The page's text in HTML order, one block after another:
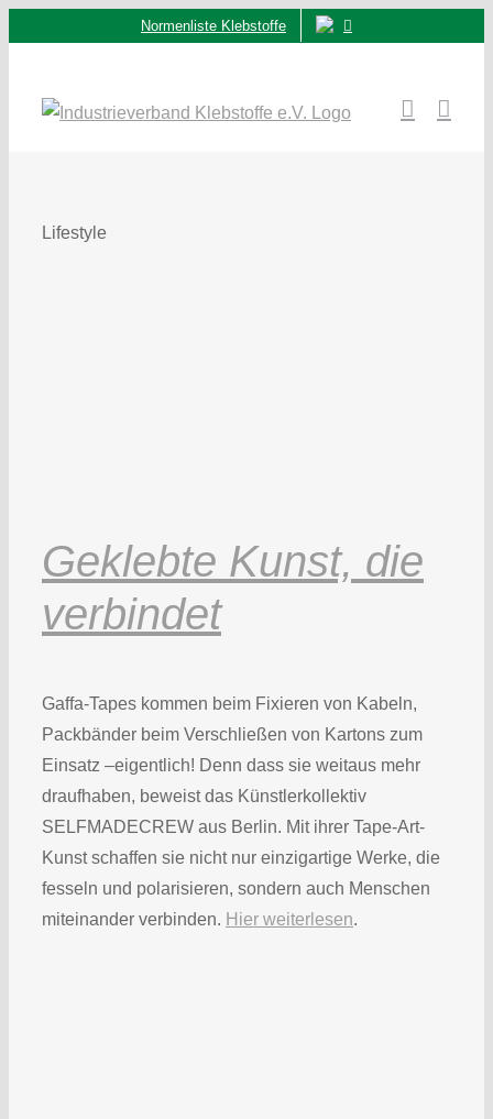
Normenliste Klebstoffe
Lifestyle
Geklebte Kunst, die
verbindet
Gaffa-Tapes kommen beim Fixieren von Kabeln,
Packbänder beim Verschließen von Kartons zum
Einsatz –eigentlich! Denn dass sie weitaus mehr
draufhaben, beweist das Künstlerkollektiv
SELFMADECREW aus Berlin. Mit ihrer Tape-Art-
Kunst schaffen sie nicht nur einzigartige Werke, die
fesseln und polarisieren, sondern auch Menschen
miteinander verbinden. Hier weiterlesen.